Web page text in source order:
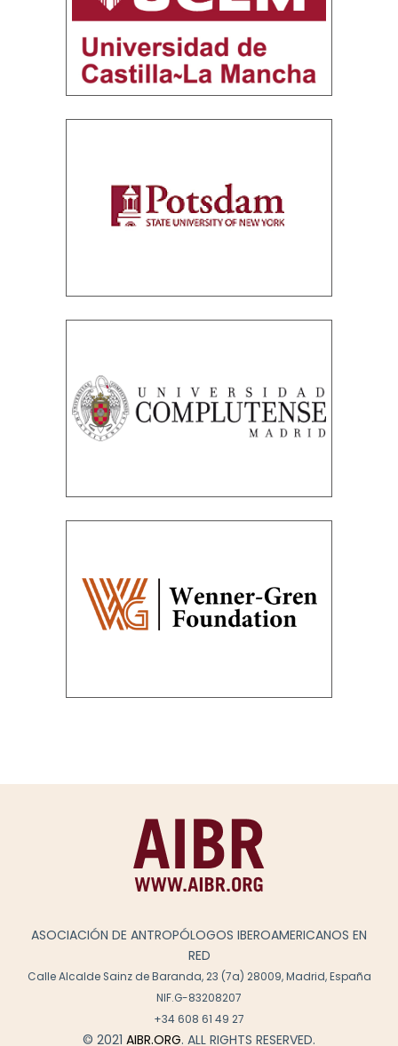
ASOCIACIÓN DE ANTROPÓLOGOS IBEROAMERICANOS EN
RED
Calle Alcalde Sainz de Baranda, 23 (7a) 28009, Madrid, España
NIF.G-83208207
+34 608 61 49 27
© 2021 AIBR.ORG. ALL RIGHTS RESERVED.